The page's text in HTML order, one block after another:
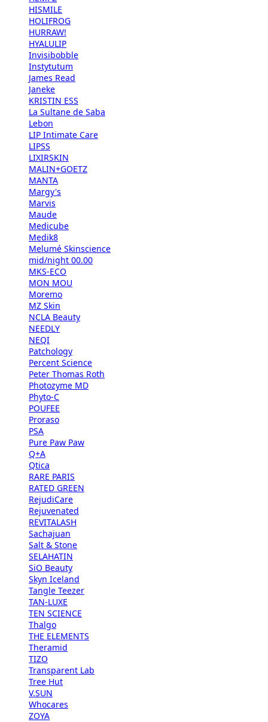
HISMILE
HOLIFROG
HURRAW!
HYALULIP
Invisibobble
Instytutum
James Read
Janeke
KRISTIN ESS
La Sultane de Saba
Lebon
LIP Intimate Care
LIPSS
LIXIRSKIN
MALIN+GOETZ
MANTA
Margy's
Marvis
Maude
Medicube
Medik8
Melumé Skinscience
mid/night 00.00
MKS-ECO
MON MOU
Moremo
MZ Skin
NCLA Beauty
NEEDLY
NEQI
Patchology
Percent Science
Peter Thomas Roth
Photozyme MD
Phyto-C
POUFEE
Proraso
PSA
Pure Paw Paw
Q+A
Qtica
RARE PARIS
RATED GREEN
RejudiCare
Rejuvenated
REVITALASH
Sachajuan
Salt & Stone
SELAHATIN
SiO Beauty
Skyn Iceland
Tangle Teezer
TAN-LUXE
TEN SCIENCE
Thalgo
THE ELEMENTS
Theramid
TIZO
Transparent Lab
Tree Hut
V.SUN
Whocares
ZOYA